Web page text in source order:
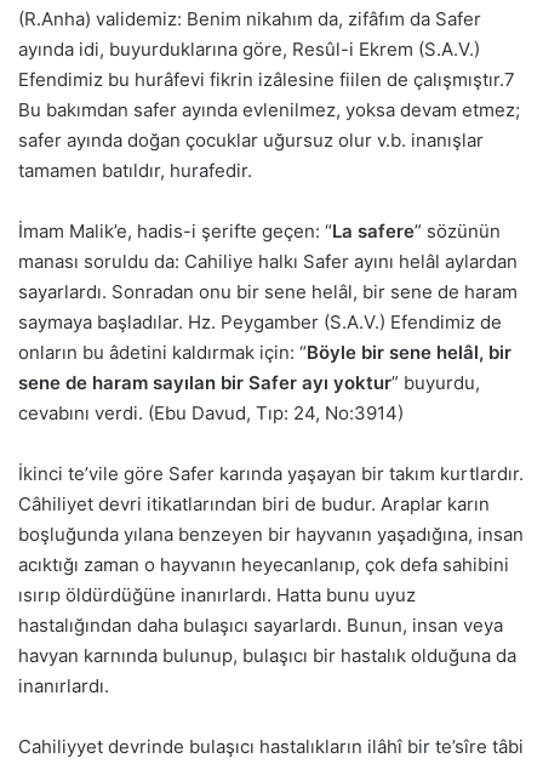
(R.Anha) validemiz: Benim nikahım da, zifâfım da Safer
ayında idi, buyurduklarına göre, Resûl-i Ekrem (S.A.V.)
Efendimiz bu hurâfevi fikrin izâlesine fiilen de çalışmıştır.7
Bu bakımdan safer ayında evlenilmez, yoksa devam etmez;
safer ayında doğan çocuklar uğursuz olur v.b. inanışlar
tamamen batıldır, hurafedir.
İmam Malik’e, hadis-i şerifte geçen: “La safere” sözünün
manası soruldu da: Cahiliye halkı Safer ayını helâl aylardan
sayarlardı. Sonradan onu bir sene helâl, bir sene de haram
saymaya başladılar. Hz. Peygamber (S.A.V.) Efendimiz de
onların bu âdetini kaldırmak için: “Böyle bir sene helâl, bir
sene de haram sayılan bir Safer ayı yoktur” buyurdu,
cevabını verdi. (Ebu Davud, Tıp: 24, No:3914)
İkinci te’vile göre Safer karında yaşayan bir takım kurtlardır.
Câhiliyet devri itikatlarından biri de budur. Araplar karın
boşluğunda yılana benzeyen bir hayvanın yaşadığına, insan
acıktığı zaman o hayvanın heyecanlanıp, çok defa sahibini
ısırıp öldürdüğüne inanırlardı. Hatta bunu uyuz
hastalığından daha bulaşıcı sayarlardı. Bunun, insan veya
havyan karnında bulunup, bulaşıcı bir hastalık olduğuna da
inanırlardı.
Cahiliyyet devrinde bulaşıcı hastalıkların ilâhî bir te’sîre tâbi